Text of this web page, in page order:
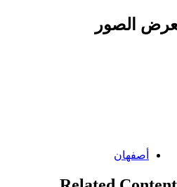
الصور
Categories:
أصفهان